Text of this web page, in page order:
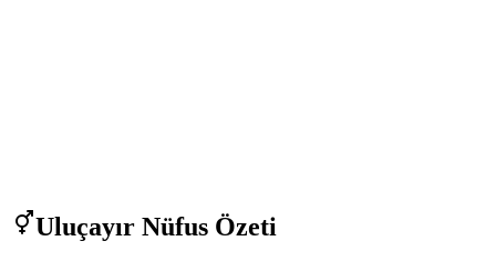
Uluçayır Nüfus Özeti